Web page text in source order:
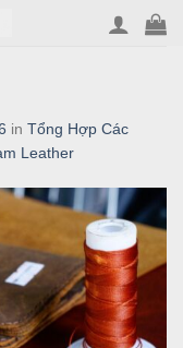
in Tổng Hợp Các
Leather